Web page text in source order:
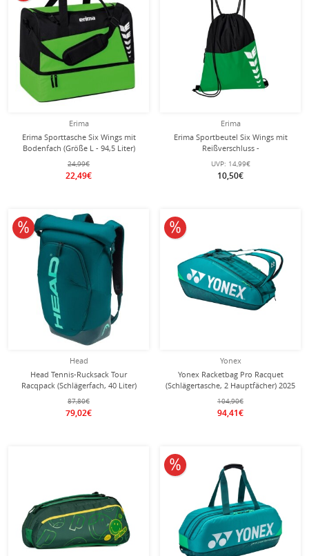
Erima
Erima Sporttasche Six Wings mit
Bodenfach (Größe L - 94,5 Liter)
hellgrün/schwarz 60x35x45cm
24,99€
22,49€
Erima
Erima Sportbeutel Six Wings mit
Reißverschluss -
smaragdgrün/schwarz
UVP: 14,99€
10,50€
Head
Head Tennis-Rucksack Tour
Racqpack (Schlägerfach, 40 Liter)
grün
87,80€
79,02€
10% reduziert
Yonex
Yonex Racketbag Pro Racquet
(Schlägertasche, 2 Hauptfächer) 2025
dunkelgrün 6er
104,90€
94,41€
10% reduziert
10% reduziert